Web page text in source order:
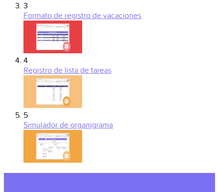
3
Formato de registro de vacaciones
4
Registro de lista de tareas
5
Simulador de organigrama